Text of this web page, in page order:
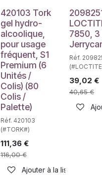
420103 Tork
gel hydro-
alcoolique,
pour usage
fréquent, S1
Premium (6
Unités /
Colis) (80
Colis /
Palette)
Réf. 420103
(#TORK#)
111,36 €
116,00€
Ajouter à la liste de
7850, 3
Réf.
39,02 €
40,65€